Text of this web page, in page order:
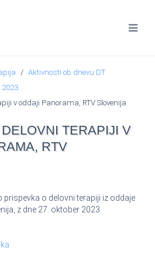
Aktivnosti ob dnevu DT
v oddaji Panorama, RTV Slovenija
TERAPIJI V
RTV
o delovni terapiji iz oddaje
z dne 27. oktober 2023.